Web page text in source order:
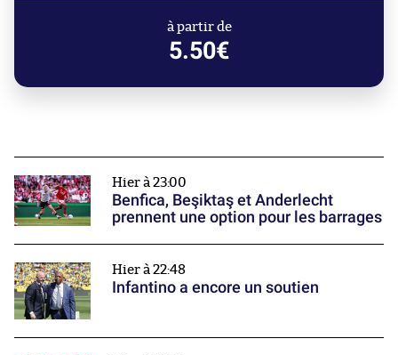
à partir de
5.50€
Hier à 23:00
Benfica, Beşiktaş et Anderlecht
prennent une option pour les barrages
Hier à 22:48
Infantino a encore un soutien